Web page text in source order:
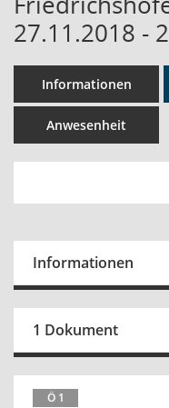
27.11.2018 -
Informationen
Anwesenheit
Informationen
1 Dokument
Ö 1